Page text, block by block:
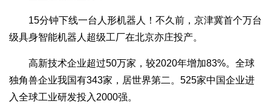
15分钟下线一台人形机器人！不久前，京津冀首个万台
级具身智能机器人超级工厂在北京亦庄投产。
高新技术企业超过50万家，较2020年增加83%。全球
独角兽企业我国有343家，居世界第二。525家中国企业进
入全球工业研发投入2000强。